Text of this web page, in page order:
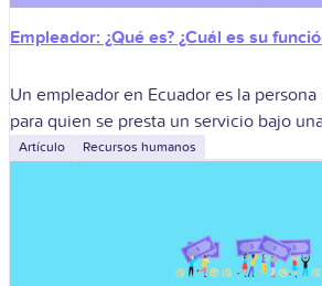
Empleador: ¿Qué es? ¿Cuál es su
Un empleador en Ecuador es la
para quien se presta un servicio bajo
que asume la dirección, la
Artículo Recursos humanos